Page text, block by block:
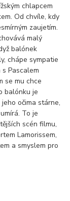
chlapcem
Od chvíle, kdy
zaujetím.
malý
balónek
chápe sympatie
Pascalem
se mu chce
balónku je
očima stárne,
To je
scén filmu,
Lamorissem,
a smyslem pro